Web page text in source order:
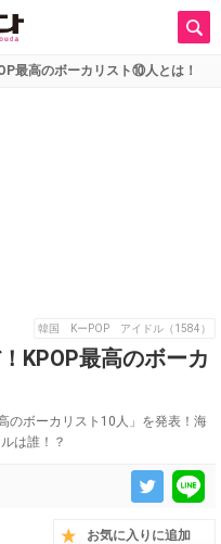
最高のボーカリスト⑩人とは！
韓国 KーPOP アイドル（1584）
KPOP最高のボーカ
のボーカリスト10人」を発表！海
は誰！？
お気に入りに追加